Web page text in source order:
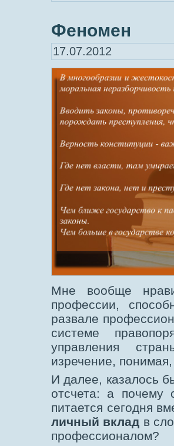
Феномен
17.07.2012
Мне вообще
профессии,
развале
системе
управления
изречение,
И далее, казалось
отсчета: а
питается сегодня
личный вклад в
профессионалом?